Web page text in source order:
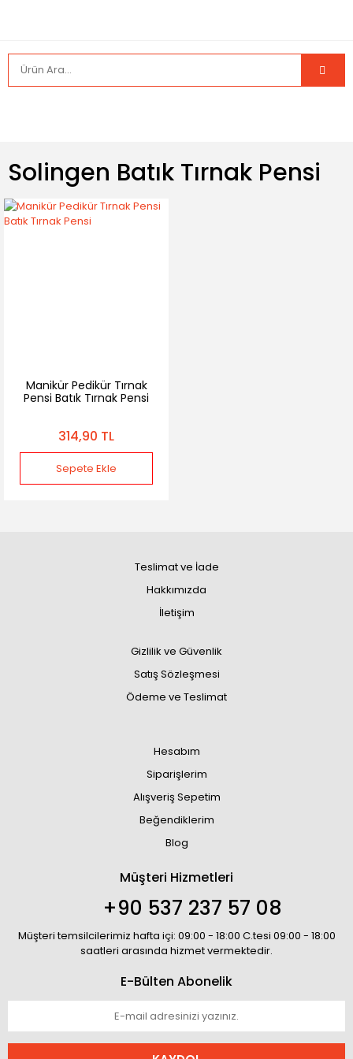
Solingen Batık Tırnak Pensi
Manikür Pedikür Tırnak
Pensi Batık Tırnak Pensi
314,90 TL
Sepete Ekle
Teslimat ve İade
Hakkımızda
İletişim
Gizlilik ve Güvenlik
Satış Sözleşmesi
Ödeme ve Teslimat
Hesabım
Siparişlerim
Alışveriş Sepetim
Beğendiklerim
Blog
Müşteri Hizmetleri
+90 537 237 57 08
Müşteri temsilcilerimiz hafta içi: 09:00 - 18:00 C.tesi 09:00 - 18:00
saatleri arasında hizmet vermektedir.
E-Bülten Abonelik